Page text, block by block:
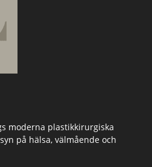
moderna plastikkirurgiska
på hälsa, välmående och